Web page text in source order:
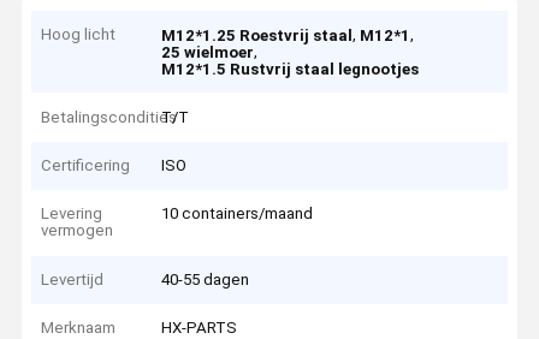
Hoog licht M12*1.25 Roestvrij staal, M12*1,
25 wielmoer,
M12*1.5 Rustvrij staal legnootjes
Betalingscondities
T/T
Certificering ISO
Levering
vermogen
10 containers/maand
Levertijd 40-55 dagen
Merknaam HX-PARTS